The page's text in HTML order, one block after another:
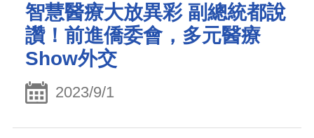
智慧醫療大放異彩 副總統都說
讚！前進僑委會，多元醫療
Show外交
2023/9/1